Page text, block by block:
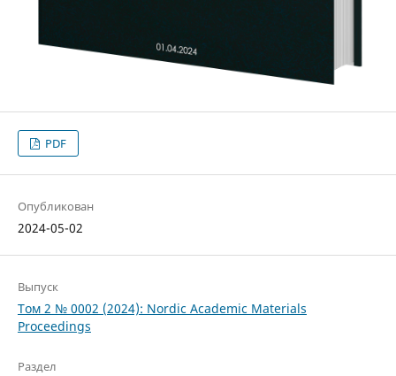
PDF
Опубликован
2024-05-02
Выпуск
Том 2 № 0002 (2024): Nordic Academic Materials
Proceedings
Раздел